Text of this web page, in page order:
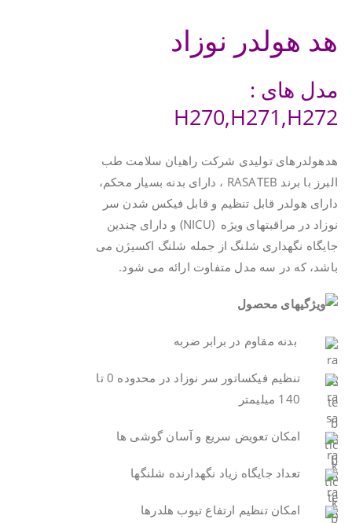
هد هولدر نوزاد
مدل های :
H270,H271,H272
هدهولدرهای تولیدی شرکت راهیان سلامت طب
البرز با برند RASATEB ، دارای بدنه بسیار محکم،
دارای هولدر قابل تنظیم و قابل فیکس شدن سر
نوزاد در مراقبتهای ویژه (NICU) و دارای چندین
جایگاه نگهداری شلنگ از جمله شلنگ اکسیژن می
باشد، که در سه مدل متفاوت ارائه می شود.
بدنه مقاوم در برابر ضربه
تنظیم فیکساتور سر نوزاد در محدوده 0 تا
140 میلیمتر
امکان تعویض سریع و آسان گوشی ها
تعداد جایگاه زیاد نگهدارنده شلنگها
امکان تنظیم ارتفاع تیوب هلدرها